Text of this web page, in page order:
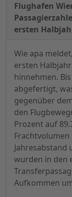
Flughafen
ersten
Wie apa
ersten
hinnehmen.
abgefertigt,
gegenüber
den
Prozent auf
Frachtvolumen
Jahresabstand
wurden in den
Aufkommen